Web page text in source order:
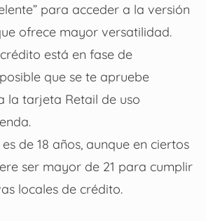
para acceder a la versión
ofrece mayor versatilidad.
está en fase de
que se te apruebe
la tarjeta Retail de uso
de 18 años, aunque en ciertos
ser mayor de 21 para cumplir
locales de crédito.